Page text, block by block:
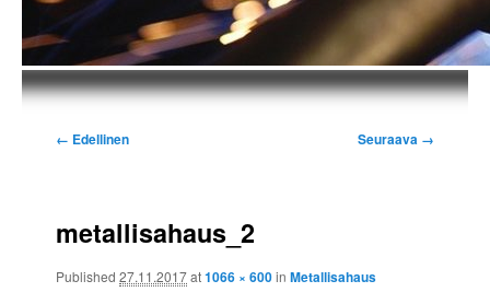
Kuvien
← Edellinen Seuraava →
metallisahaus_2
Published 27.11.2017at1066 × 600in Metallisahaus